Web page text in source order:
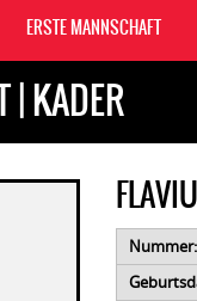
ERSTE MANNSCHAFT
| KADER
Nummer: